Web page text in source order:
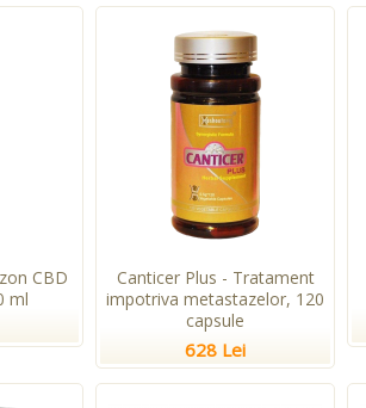
CBD
ml
Canticer Plus - Tratament
impotriva metastazelor, 120
capsule
628 Lei